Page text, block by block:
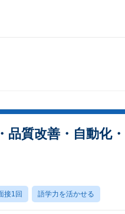
質改善・自動化・
接1回 語学力を活かせる